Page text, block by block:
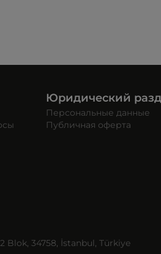
Юридический
Персональные данные
Публичная оферта
Blok, 34758, İstanbul, Türkiye